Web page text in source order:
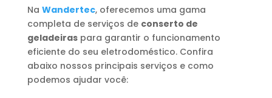
Na Wandertec, oferecemos uma gama
completa de serviços de conserto de
geladeiraspara garantir o funcionamento
eficiente do seu eletrodoméstico. Confira
abaixo nossos principais serviços e como
podemos ajudar você: